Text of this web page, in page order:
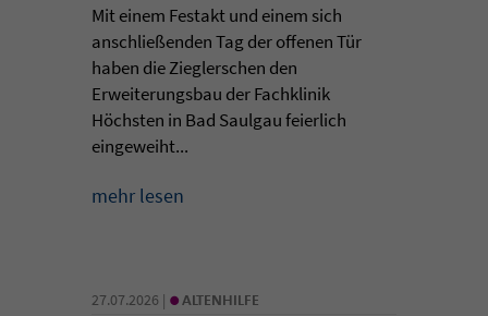
Mit einem Festakt und einem sich
anschließenden Tag der offenen Tür
haben die Zieglerschen den
Erweiterungsbau der Fachklinik
Höchsten in Bad Saulgau feierlich
eingeweiht...
mehr lesen
27.07.2026 | • ALTENHILFE